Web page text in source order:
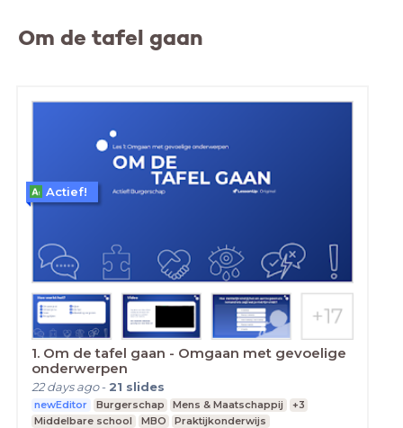
Om de tafel gaan
1. Om de tafel gaan - Omgaan met gevoelige
onderwerpen
22 days ago- 21 slides
newEditor Burgerschap Mens & Maatschappij
+3
Middelbare school
MBO Praktijkonderwijs
Actief!